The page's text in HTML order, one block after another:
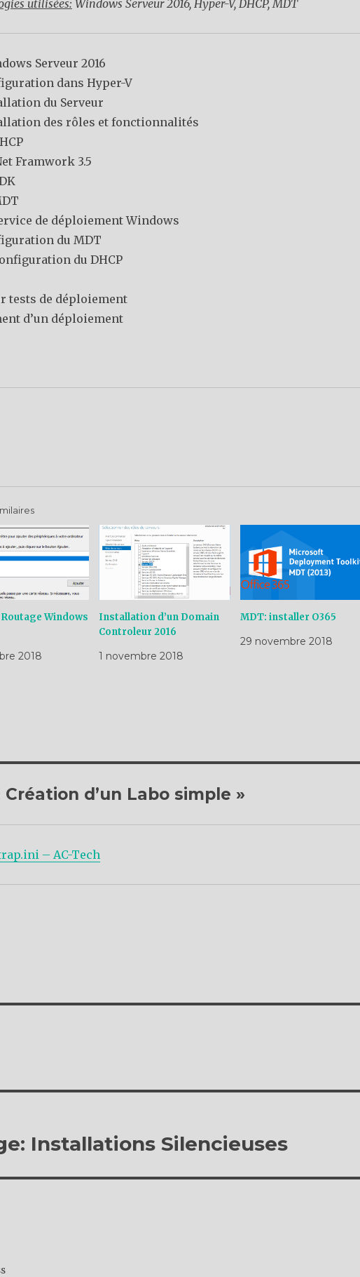
utilisées: Windows Serveur 2016, Hyper-V, DHCP, MDT
Serveur 2016
dans Hyper-V
du Serveur
des rôles et fonctionnalités
Framwork 3.5
de déploiement Windows
du MDT
du DHCP
tests de déploiement
d’un déploiement
Windows
2018
Installation d’un Domain
Controleur 2016
1 novembre 2018
MDT: installer O365
29 novembre 2018
d’un Labo simple »
– AC-Tech
Installations Silencieuses